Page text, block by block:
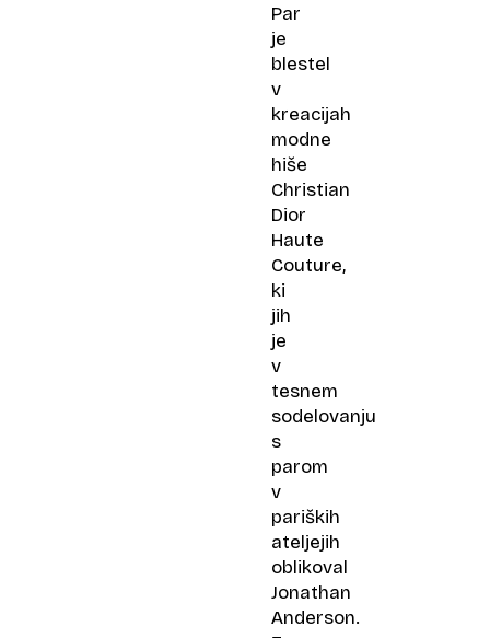
Par
je
blestel
v
kreacijah
modne
hiše
Christian
Dior
Haute
Couture,
ki
jih
je
v
tesnem
sodelovanju
s
parom
v
pariških
ateljejih
oblikoval
Jonathan
Anderson.